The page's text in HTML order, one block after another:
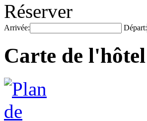
Réserver
Arrivée: Départ:
Carte de l'hôtel